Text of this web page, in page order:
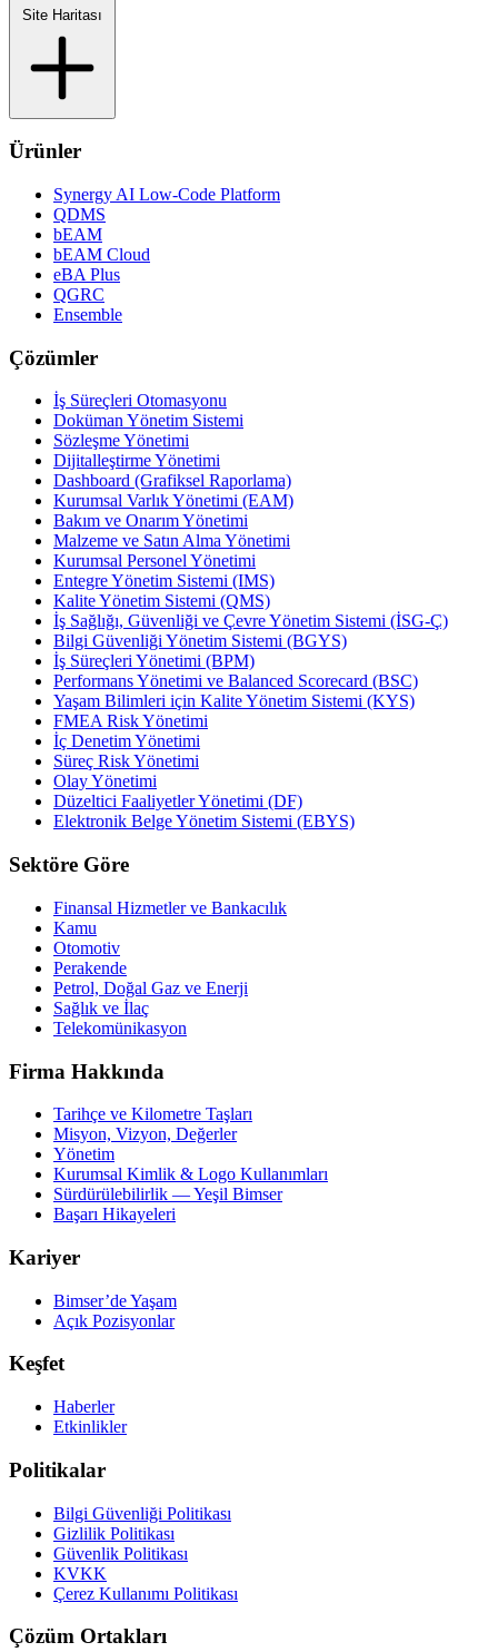
Site Haritası
Ürünler
Synergy AI Low-Code Platform
QDMS
bEAM
bEAM Cloud
eBA Plus
QGRC
Ensemble
Çözümler
İş Süreçleri Otomasyonu
Doküman Yönetim Sistemi
Sözleşme Yönetimi
Dijitalleştirme Yönetimi
Dashboard (Grafiksel Raporlama)
Kurumsal Varlık Yönetimi (EAM)
Bakım ve Onarım Yönetimi
Malzeme ve Satın Alma Yönetimi
Kurumsal Personel Yönetimi
Entegre Yönetim Sistemi (IMS)
Kalite Yönetim Sistemi (QMS)
İş Sağlığı, Güvenliği ve Çevre Yönetim Sistemi (İSG-Ç)
Bilgi Güvenliği Yönetim Sistemi (BGYS)
İş Süreçleri Yönetimi (BPM)
Performans Yönetimi ve Balanced Scorecard (BSC)
Yaşam Bilimleri için Kalite Yönetim Sistemi (KYS)
FMEA Risk Yönetimi
İç Denetim Yönetimi
Süreç Risk Yönetimi
Olay Yönetimi
Düzeltici Faaliyetler Yönetimi (DF)
Elektronik Belge Yönetim Sistemi (EBYS)
Sektöre Göre
Finansal Hizmetler ve Bankacılık
Kamu
Otomotiv
Perakende
Petrol, Doğal Gaz ve Enerji
Sağlık ve İlaç
Telekomünikasyon
Firma Hakkında
Tarihçe ve Kilometre Taşları
Misyon, Vizyon, Değerler
Yönetim
Kurumsal Kimlik & Logo Kullanımları
Sürdürülebilirlik — Yeşil Bimser
Başarı Hikayeleri
Kariyer
Bimser’de Yaşam
Açık Pozisyonlar
Keşfet
Haberler
Etkinlikler
Politikalar
Bilgi Güvenliği Politikası
Gizlilik Politikası
Güvenlik Politikası
KVKK
Çerez Kullanımı Politikası
Çözüm Ortakları